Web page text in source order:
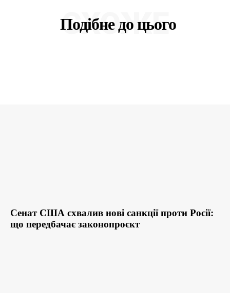
Подібне до цього
СХОЖЕ
Сенат США схвалив нові санкції проти Росії:
що передбачає законопроєкт